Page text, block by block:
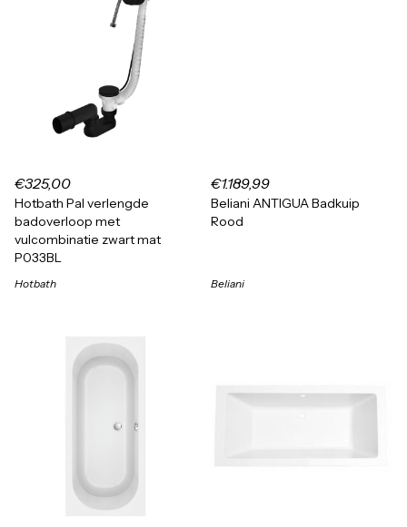
€325,00
Hotbath Pal verlengde
badoverloop met
vulcombinatie zwart mat
P033BL
Hotbath
€1.189,99
Beliani ANTIGUA Badkuip
Rood
Beliani